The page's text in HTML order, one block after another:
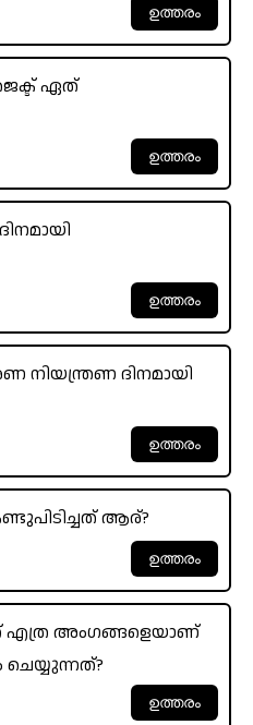
ഏത്
നിയന്ത്രണ ദിനമായി
ആര്?
എത്ര അംഗങ്ങളെയാണ്
ചെയ്യുന്നത്?